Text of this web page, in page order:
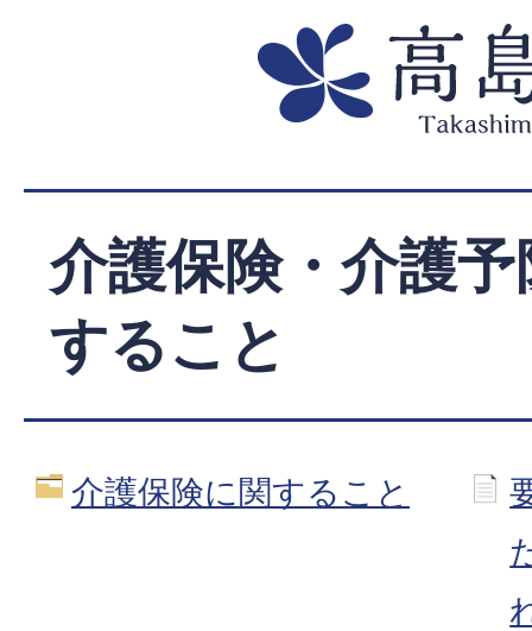
介護保険・介護
すること
介護保険に関すること